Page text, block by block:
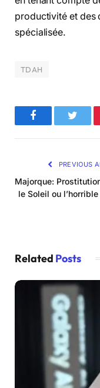
productivité et des
spécialisée.
TDAH
Facebook
PREVIOUS
Majorque:
le Soleil ou
Related Posts